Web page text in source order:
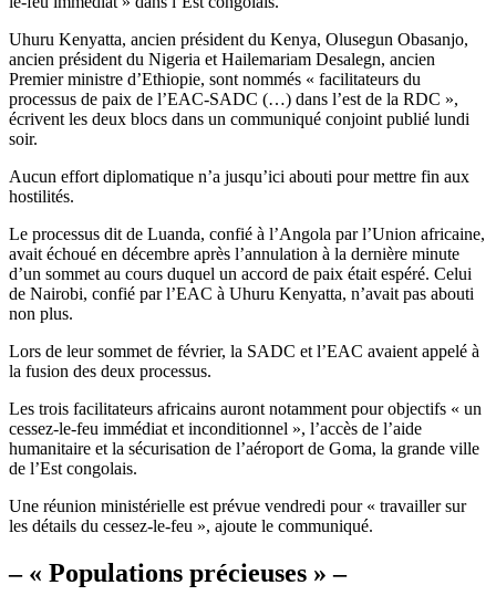
Uhuru Kenyatta, ancien président du Kenya, Olusegun Obasanjo,
ancien président du Nigeria et Hailemariam Desalegn, ancien
Premier ministre d’Ethiopie, sont nommés « facilitateurs du
processus de paix de l’EAC-SADC (…) dans l’est de la RDC »,
écrivent les deux blocs dans un communiqué conjoint publié lundi
soir.
Aucun effort diplomatique n’a jusqu’ici abouti pour mettre fin aux
hostilités.
Le processus dit de Luanda, confié à l’Angola par l’Union africaine,
avait échoué en décembre après l’annulation à la dernière minute
d’un sommet au cours duquel un accord de paix était espéré. Celui
de Nairobi, confié par l’EAC à Uhuru Kenyatta, n’avait pas abouti
non plus.
Lors de leur sommet de février, la SADC et l’EAC avaient appelé à
la fusion des deux processus.
Les trois facilitateurs africains auront notamment pour objectifs « un
cessez-le-feu immédiat et inconditionnel », l’accès de l’aide
humanitaire et la sécurisation de l’aéroport de Goma, la grande ville
de l’Est congolais.
Une réunion ministérielle est prévue vendredi pour « travailler sur
les détails du cessez-le-feu », ajoute le communiqué.
– « Populations précieuses » –